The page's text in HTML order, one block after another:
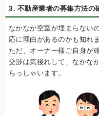
3. 不動産業者の募集方法の
なかなか空室が埋まらない
応に理由があるのかも知れ
ただ、オーナー様ご自身が
交渉は気後れして、なかな
らっしゃいます。